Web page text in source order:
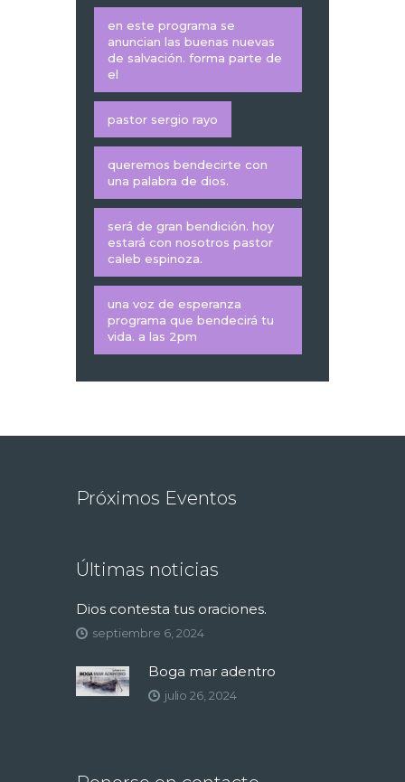
en este programa se
anuncian las buenas nuevas
de salvación. forma parte de
el
pastor sergio rayo
queremos bendecirte con
una palabra de dios.
será de gran bendición. hoy
estará con nosotros pastor
caleb espinoza.
una voz de esperanza
programa que bendecirá tu
vida. a las 2pm
Próximos Eventos
Últimas noticias
Dios contesta tus oraciones.
septiembre 6, 2024
Boga mar adentro
julio 26, 2024